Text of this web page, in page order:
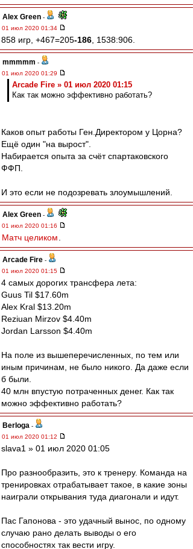
Alex Green -
01 июл 2020 01:34
858 игр, +467=205-186 , 1538:906.
mmmmm -
01 июл 2020 01:29
Arcade Fire » 01 июл 2020 01:15
Как так можно эффективно работать?
Каков опыт работы Ген.Директором у Цорна?
Ещё один "на вырост".
Набирается опыта за счёт спартаковского
ФФП.
И это если не подозревать злоумышлений.
Alex Green -
01 июл 2020 01:16
Матч целиком
Arcade Fire -
01 июл 2020 01:15
4 самых дорогих трансфера лета:
Guus Til $17.60m
Alex Kral $13.20m
Reziuan Mirzov $4.40m
Jordan Larsson $4.40m
На поле из вышеперечисленных, по тем или
иным причинам, не было никого. Да даже если
б были.
40 млн впустую потраченных денег. Как так
можно эффективно работать?
Berloga -
01 июл 2020 01:12
slava1 » 01 июл 2020 01:05
Про разнообразить, это к тренеру. Команда на
тренировках отрабатывает такое, в какие зоны
наиграли открывания туда диагонали и идут.
Пас Гапонова - это удачный вынос, по одному
случаю рано делать выводы о его
способностях так вести игру.